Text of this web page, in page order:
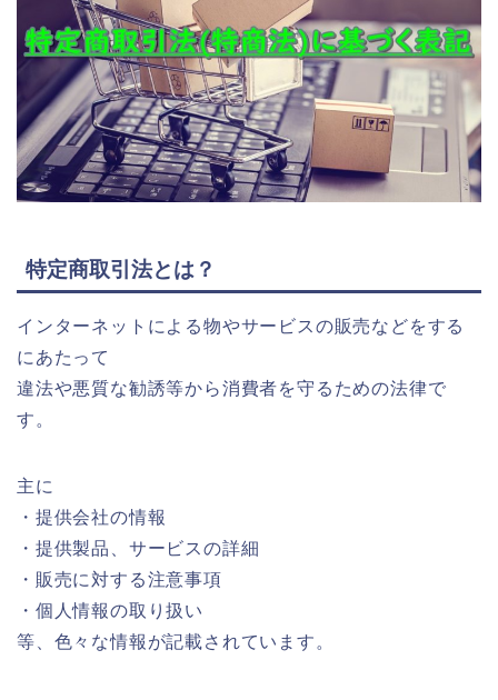
特定商取引法とは？
インターネットによる物やサービスの販売などをする
にあたって
違法や悪質な勧誘等から消費者を守るための法律で
す。
主に
・提供会社の情報
・提供製品、サービスの詳細
・販売に対する注意事項
・個人情報の取り扱い
等、色々な情報が記載されています。